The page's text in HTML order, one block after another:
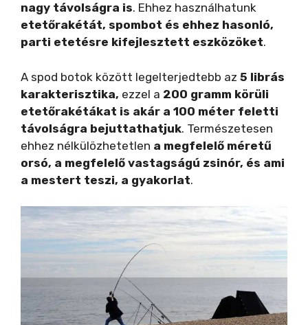
nagy távolságra is. Ehhez használhatunk
etetőrakétát, spombot és ehhez hasonló,
parti etetésre kifejlesztett eszközöket.
A spod botok között legelterjedtebb az 5 librás
karakterisztika, ezzel a 200 gramm körüli
etetőrakétákat is akár a 100 méter feletti
távolságra bejuttathatjuk. Természetesen
ehhez nélkülözhetetlen a megfelelő méretű
orsó, a megfelelő vastagságú zsinór, és ami
a mestert teszi, a gyakorlat.